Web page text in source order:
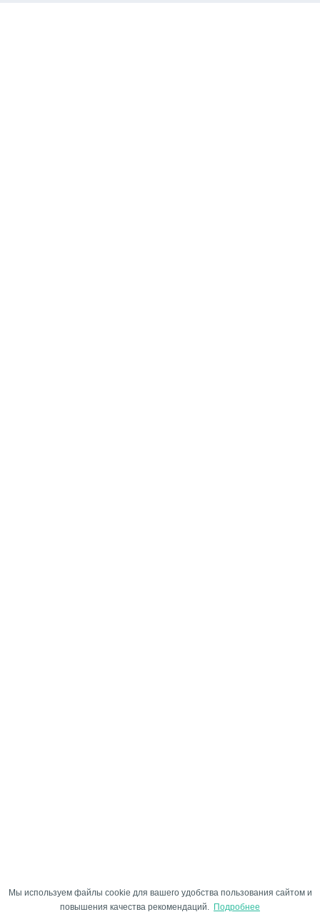
Мы используем файлы cookie для вашего удобства пользования сайтом и
повышения качества рекомендаций.
Подробнее